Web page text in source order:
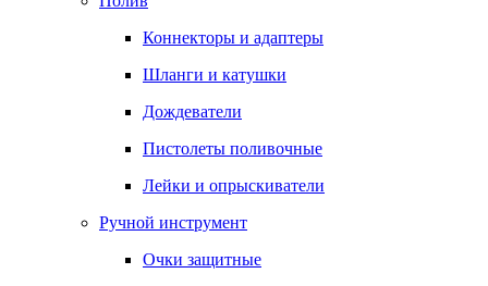
Коннекторы и адаптеры
Шланги и катушки
Дождеватели
Пистолеты поливочные
Лейки и опрыскиватели
Ручной инструмент
Очки защитные